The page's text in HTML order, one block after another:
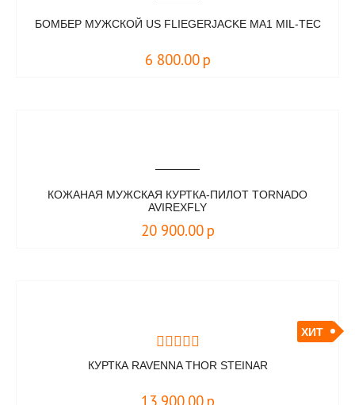
БОМБЕР МУЖСКОЙ US FLIEGERJACKE MA1 MIL-TEC
6 800.00 р
КОЖАНАЯ МУЖСКАЯ КУРТКА-ПИЛОТ TORNADO
AVIREXFLY
20 900.00 р
ХИТ
КУРТКА RAVENNA THOR STEINAR
13 900.00 р